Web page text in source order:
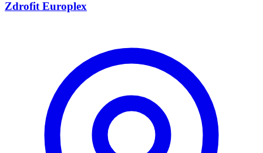
Zdrofit Europlex